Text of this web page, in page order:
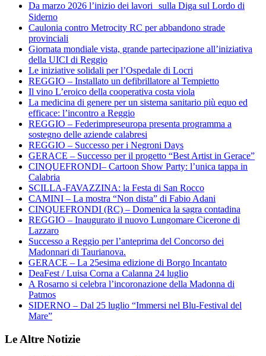
Da marzo 2026 l’inizio dei lavori sulla Diga sul Lordo di
Siderno
Caulonia contro Metrocity RC per abbandono strade
provinciali
Giornata mondiale vista, grande partecipazione all’iniziativa
della UICI di Reggio
Le iniziative solidali per l’Ospedale di Locri
REGGIO – Installato un defibrillatore al Tempietto
Il vino L’eroico della cooperativa costa viola
La medicina di genere per un sistema sanitario più equo ed
efficace: l’incontro a Reggio
REGGIO – Federimpreseuropa presenta programma a
sostegno delle aziende calabresi
REGGIO – Successo per i Negroni Days
GERACE – Successo per il progetto “Best Artist in Gerace”
CINQUEFRONDI– Cartoon Show Party: l’unica tappa in
Calabria
SCILLA-FAVAZZINA: la Festa di San Rocco
CAMINI – La mostra “Non dista” di Fabio Adani
CINQUEFRONDI (RC) – Domenica la sagra contadina
REGGIO – Inaugurato il nuovo Lungomare Cicerone di
Lazzaro
Successo a Reggio per l’anteprima del Concorso dei
Madonnari di Taurianova.
GERACE – La 25esima edizione di Borgo Incantato
DeaFest / Luisa Corna a Calanna 24 luglio
A Rosarno si celebra l’incoronazione della Madonna di
Patmos
SIDERNO – Dal 25 luglio “Immersi nel Blu-Festival del
Mare”
Le Altre Notizie